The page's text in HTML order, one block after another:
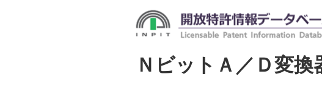
ＮビットＡ／Ｄ変換